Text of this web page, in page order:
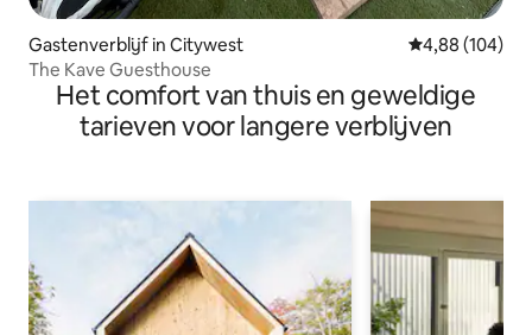
Gastenverblijf in Citywest Gemiddelde
4,88 (104)
The Kave Guesthouse
Het comfort van thuis en geweldige
tarieven voor langere verblijven